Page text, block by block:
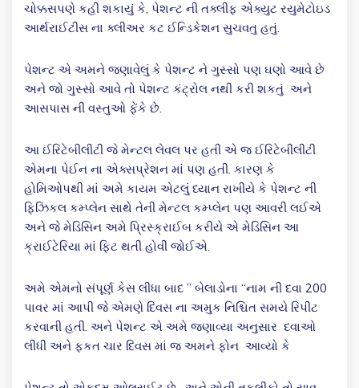
ચોક્કસપણે કહી શકાયું કે, પેશન્ટ ની તક્લીફ એક્યુટ રયુમેટોઇડ
આર્થરાઈટીસ ના ક્લીઅર કટ ઈન્ડિકેશન સુચવતુ હતું.
પેશન્ટ એ અમને જણાવેલું કે પેશન્ટ ને ગુસ્સો પણ ઘણો આવે છે
અને જો ગુસ્સો આવે તો પેશન્ટ કંટ્રોલ નથી કરી શકતું અને
આસપાસ ની વસ્તુઓ ફેંકે છે.
આ ઈરિટેબીલીટી જે મેન્ટલ લેવલ પર હતી એ જ ઈરિટેબીલીટી
એમના પેઈન ના એક્સપ્રેશન માં પણ હતી. કારણ કે
હોમિઓપથી માં અમે કાયમ એટલું ધ્યાન રાખીયે કે પેશન્ટ ની
ફિઝિકલ કમ્પ્લેન સાથે તેની મેન્ટલ કમ્પ્લેન પણ આવરી લઈએ
અને જે મેડિસિન અમે પ્રિસ્ક્રાઈબ કરીયે એ મેડિસિન આ
ક્રાઈટેરિયા માં ફિટ થતી હોવી જોઈએ.
અમે એમનો સંપૂર્ણ કેસ લીધા બાદ ” બેલાડોના “નામ ની દવા 200
પાવર માં આપી જે એમણે દિવસ ના અમુક નિશ્ચિત સમયે રિપીટ
કરવાની હતી. અને પેશન્ટ એ અમે જણાવ્યા અનુસાર દવાઓ
લીધી અને ફકત ચાર દિવસ માં જ અમને ફોન આવ્યો કે